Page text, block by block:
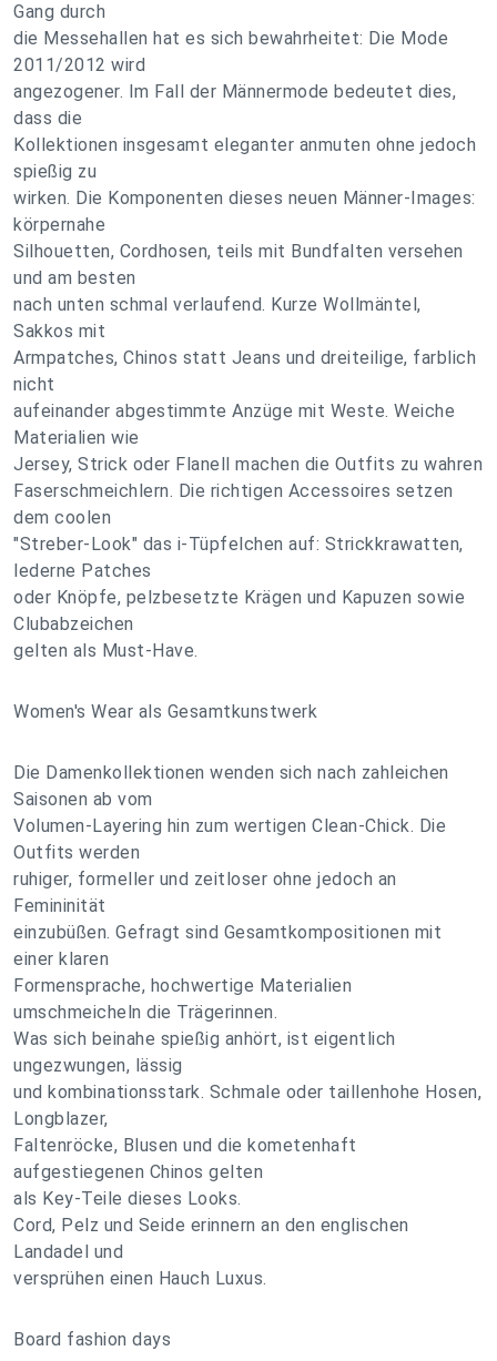
Gang durch
die Messehallen hat es sich bewahrheitet: Die Mode
2011/2012 wird
angezogener. Im Fall der Männermode bedeutet dies,
dass die
Kollektionen insgesamt eleganter anmuten ohne jedoch
spießig zu
wirken. Die Komponenten dieses neuen Männer-Images:
körpernahe
Silhouetten, Cordhosen, teils mit Bundfalten versehen
und am besten
nach unten schmal verlaufend. Kurze Wollmäntel,
Sakkos mit
Armpatches, Chinos statt Jeans und dreiteilige, farblich
nicht
aufeinander abgestimmte Anzüge mit Weste. Weiche
Materialien wie
Jersey, Strick oder Flanell machen die Outfits zu wahren
Faserschmeichlern. Die richtigen Accessoires setzen
dem coolen
"Streber-Look" das i-Tüpfelchen auf: Strickkrawatten,
lederne Patches
oder Knöpfe, pelzbesetzte Krägen und Kapuzen sowie
Clubabzeichen
gelten als Must-Have.
Women's Wear als Gesamtkunstwerk
Die Damenkollektionen wenden sich nach zahleichen
Saisonen ab vom
Volumen-Layering hin zum wertigen Clean-Chick. Die
Outfits werden
ruhiger, formeller und zeitloser ohne jedoch an
Femininität
einzubüßen. Gefragt sind Gesamtkompositionen mit
einer klaren
Formensprache, hochwertige Materialien
umschmeicheln die Trägerinnen.
Was sich beinahe spießig anhört, ist eigentlich
ungezwungen, lässig
und kombinationsstark. Schmale oder taillenhohe Hosen,
Longblazer,
Faltenröcke, Blusen und die kometenhaft
aufgestiegenen Chinos gelten
als Key-Teile dieses Looks.
Cord, Pelz und Seide erinnern an den englischen
Landadel und
versprühen einen Hauch Luxus.
Board fashion days